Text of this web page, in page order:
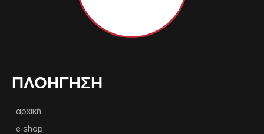
ΠΛΟΉΓΗΣΗ
αρχική
e-shop